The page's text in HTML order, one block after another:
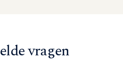
vragen